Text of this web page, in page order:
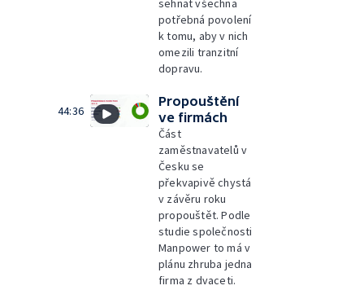
potřebná povolení
k tomu, aby v nich
omezili tranzitní
dopravu.
44:36
Propouštění
ve firmách
Část
zaměstnavatelů v
Česku se
překvapivě chystá
v závěru roku
propouštět. Podle
studie společnosti
Manpower to má v
plánu zhruba jedna
firma z dvaceti.